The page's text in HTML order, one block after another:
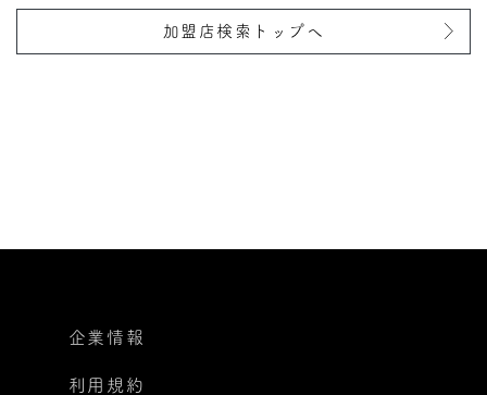
加盟店検索トップへ
企業情報
利用規約